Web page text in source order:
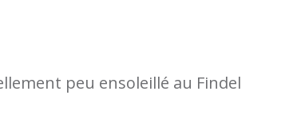
peu ensoleillé au Findel